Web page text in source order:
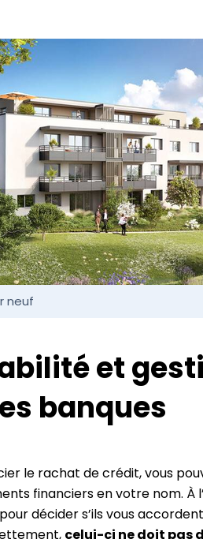
neuf
et
banques
le rachat de crédit, vous
financiers en votre nom.
décider s’ils vous
celui-ci ne doit pas